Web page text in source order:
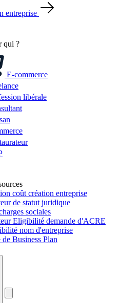
entreprise
qui ?
E-commerce
libérale
coût création entreprise
de statut juridique
sociales
Eligibilité demande d'ACRE
nom d'entreprise
Business Plan